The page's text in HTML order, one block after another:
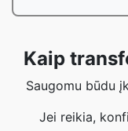
Kaip
Saugomu būdu
Jei reikia,